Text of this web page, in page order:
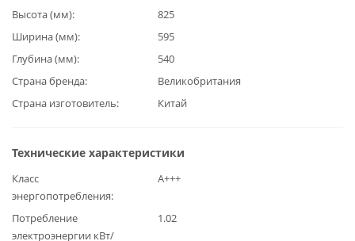
Высота (мм)
825
Ширина (мм)
595
Глубина (мм)
540
Страна бренда
Великобритания
Страна изготовитель
Китай
Технические характеристики
Класс
энергопотребления
А+++
Потребление
электроэнергии кВт/
1.02